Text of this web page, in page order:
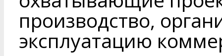
производство,
эксплуатацию